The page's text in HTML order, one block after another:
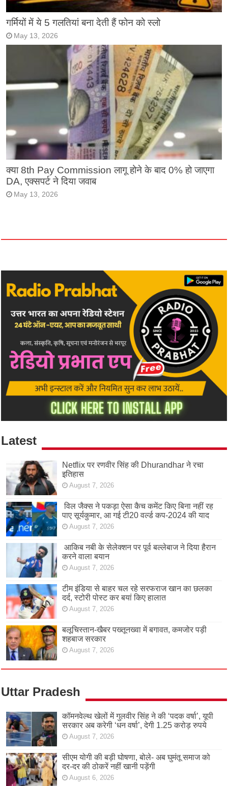
गर्मियों में ये 5 गलतियां बना देती हैं फोन को स्लो
May 13, 2026
क्या 8th Pay Commission लागू होने के बाद 0% हो जाएगा
DA, एक्सपर्ट ने दिया जवाब
May 13, 2026
Latest
Netflix पर रणवीर सिंह की Dhurandhar ने रचा
इतिहास
August 7, 2026
विल जैक्स ने पकड़ा ऐसा कैच कमेंट किए बिना नहीं रह
पाए सूर्यकुमार, आ गई टी20 वर्ल्ड कप-2024 की याद
August 7, 2026
आकिब नबी के सेलेक्शन पर पूर्व बल्लेबाज ने दिया हैरान
करने वाला बयान
August 7, 2026
टीम इंडिया से बाहर चल रहे सरफराज खान का छलका
दर्द, स्टोरी पोस्ट कर बयां किए हालात
August 7, 2026
बलूचिस्तान-खैबर पख्तूनख्वा में बगावत, कमजोर पड़ी
शहबाज सरकार
August 7, 2026
Uttar Pradesh
कॉमनवेल्थ खेलों में गुलवीर सिंह ने की ‘पदक वर्षा’, यूपी
सरकार अब करेगी ‘धन वर्षा’, देगी 1.25 करोड़ रुपये
August 7, 2026
सीएम योगी की बड़ी घोषणा, बोले- अब घुमंतू समाज को
दर-दर की ठोकरें नहीं खानी पड़ेंगी
August 6, 2026